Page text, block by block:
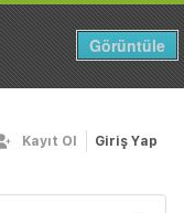
Görüntüle
Kayıt Ol Giriş Yap